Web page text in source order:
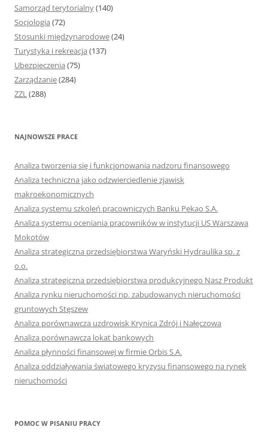
Samorząd terytorialny(140)
Socjologia (72)
Stosunki międzynarodowe(24)
Turystyka i rekreacja (137)
Ubezpieczenia (75)
Zarządzanie(284)
ZZL(288)
NAJNOWSZE PRACE
Analiza tworzenia się i funkcjonowania nadzoru finansowego
Analiza techniczna jako odzwierciedlenie zjawisk
makroekonomicznych
Analiza systemu szkoleń pracowniczych Banku Pekao S.A.
Analiza systemu oceniania pracowników w instytucji US Warszawa
Mokotów
Analiza strategiczna przedsiębiorstwa Waryński Hydraulika sp. z
o.o.
Analiza strategiczna przedsiębiorstwa produkcyjnego Nasz Produkt
Analiza rynku nieruchomości np. zabudowanych nieruchomości
gruntowych Stęszew
Analiza porównawcza uzdrowisk Krynica Zdrój i Nałęczowa
Analiza porównawcza lokat bankowych
Analiza płynności finansowej w firmie Orbis S.A.
Analiza oddziaływania światowego kryzysu finansowego na rynek
nieruchomości
POMOC W PISANIU PRACY